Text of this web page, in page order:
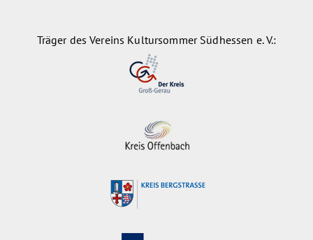
Träger des Vereins Kultursommer Südhessen e. V.: